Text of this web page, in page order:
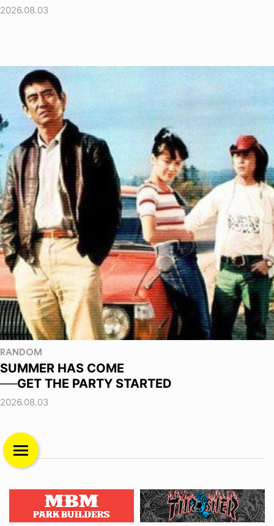
2026.08.03
RANDOM
SUMMER HAS COME
──GET THE PARTY STARTED
2026.08.03